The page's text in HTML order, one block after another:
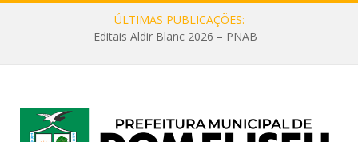
ÚLTIMAS PUBLICAÇÕES:
Editais Aldir Blanc 2026 – PNAB